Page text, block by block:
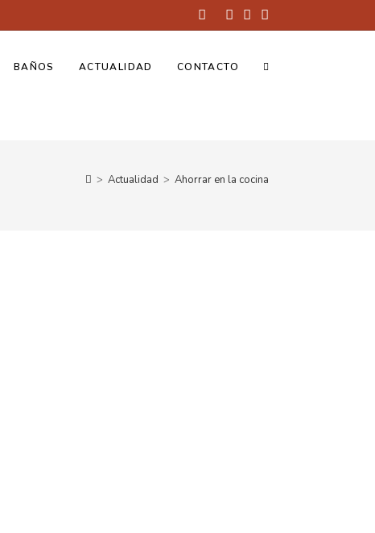
BAÑOS ACTUALIDAD CONTACTO
> Actualidad > Ahorrar en la cocina